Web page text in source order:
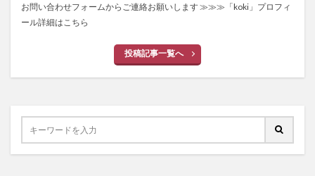
お問い合わせフォームからご連絡お願いします≫≫≫「koki」プロフィ
ール詳細はこちら
投稿記事一覧へ